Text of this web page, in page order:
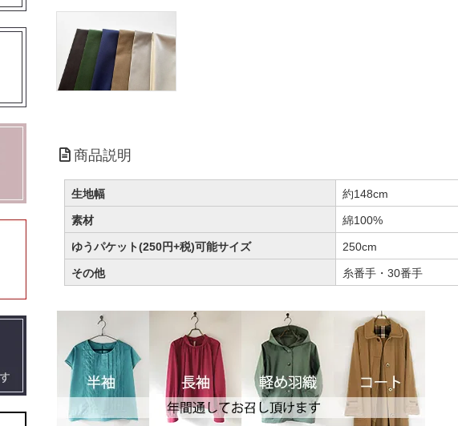
商品説明
生地幅 約148cm
素材 綿100%
ゆうパケット(250円+税)可能サイズ 250cm
その他 糸番手・30番手